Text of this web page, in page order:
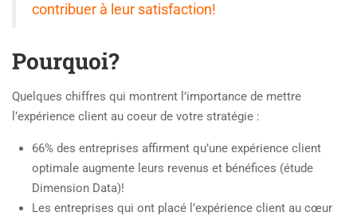
contribuer à leur satisfaction!
Pourquoi?
Quelques chiffres qui montrent l’importance de mettre
l’expérience client au coeur de votre stratégie :
66% des entreprises affirment qu’une expérience client
optimale augmente leurs revenus et bénéfices (étude
Dimension Data)!
Les entreprises qui ont placé l’expérience client au cœur